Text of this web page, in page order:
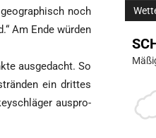
noch
Am Ende wür­den
aus­ge­dacht. So
ein drit­tes
aus­pro­